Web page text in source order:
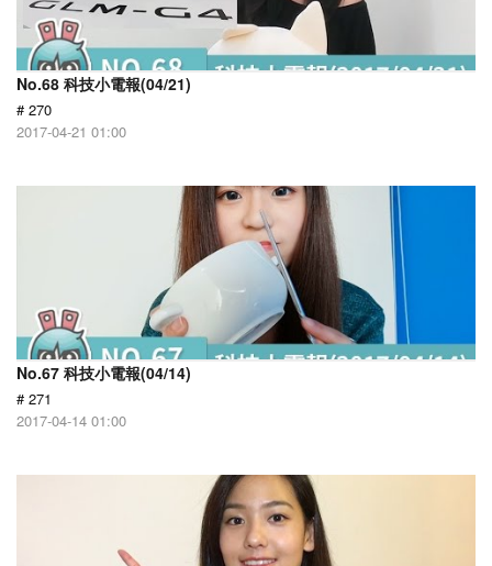
No.68 科技小電報(04/21)
# 270
2017-04-21 01:00
No.67 科技小電報(04/14)
# 271
2017-04-14 01:00